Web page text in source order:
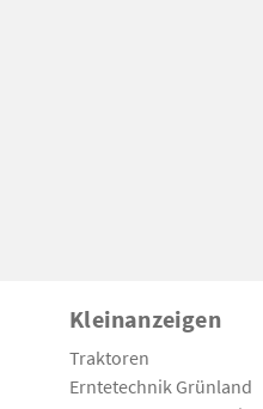
Kleinanzeigen
Traktoren
Erntetechnik Grünland